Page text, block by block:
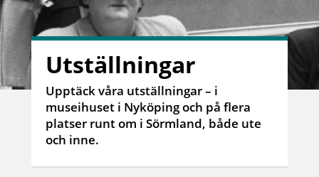
Utställningar
Upptäck våra utställningar – i
museihuset i Nyköping och på flera
platser runt om i Sörmland, både ute
och inne.